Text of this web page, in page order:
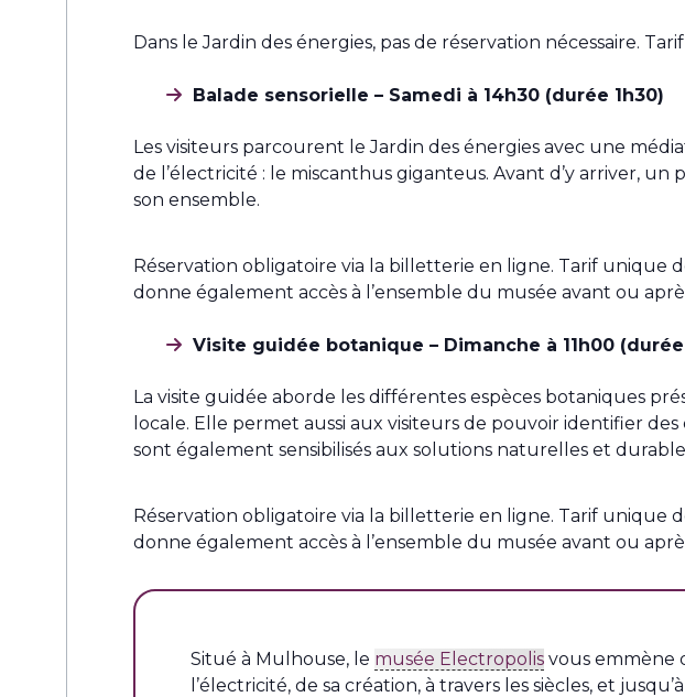
Dans le Jardin des énergies, pas de réservation nécessaire.
Balade sensorielle – Samedi à 14h30 (durée 1h30)
Les visiteurs parcourent le Jardin des énergies avec une
de l’électricité : le miscanthus giganteus. Avant d’y arriver,
son ensemble.
Réservation obligatoire via la billetterie en ligne. Tarif unique
donne également accès à l’ensemble du musée avant ou
Visite guidée botanique – Dimanche à 11h00 (durée
La visite guidée aborde les différentes espèces botaniques
locale. Elle permet aussi aux visiteurs de pouvoir identifier des
sont également sensibilisés aux solutions naturelles et
Réservation obligatoire via la billetterie en ligne. Tarif unique
donne également accès à l’ensemble du musée avant ou
Situé à Mulhouse, le musée Electropolis vous emmène
l’électricité, de sa création, à travers les siècles, et